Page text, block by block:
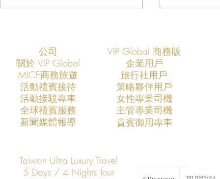
VIP Global 如何定義亞洲未來十
年的高端服務標準
高端旅遊的
Global 如何
公司
VIP Global 商務版
關於 VIP Global
企業用戶
​MICE商務旅遊
旅行社用戶
​活動禮賓接待
策略夥伴用戶
活動接駁專車
​全球禮賓服務
​新聞媒體報導
​女性專業司機
​主管專業司機
​貴賓御用專車
Taiwan Ultra Luxury Travel
5 Days / 4 Nights Tour